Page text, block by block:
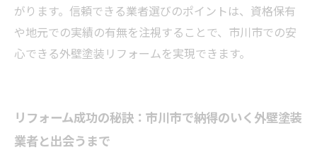
がります。信頼できる業者選びのポイントは、資格保有
や地元での実績の有無を注視することで、市川市での安
心できる外壁塗装リフォームを実現できます。
リフォーム成功の秘訣：市川市で納得のいく外壁塗装
業者と出会うまで